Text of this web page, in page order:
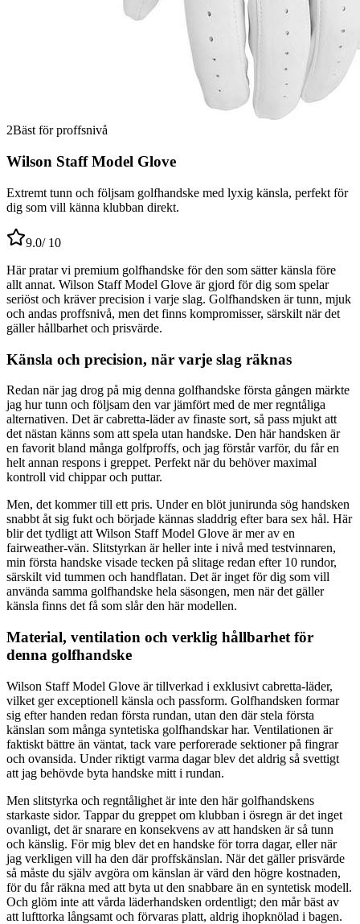
2Bäst för proffsnivå
Wilson Staff Model Glove
Extremt tunn och följsam golfhandske med lyxig känsla, perfekt för
dig som vill känna klubban direkt.
9.0/ 10
Här pratar vi premium golfhandske för den som sätter känsla före
allt annat. Wilson Staff Model Glove är gjord för dig som spelar
seriöst och kräver precision i varje slag. Golfhandsken är tunn, mjuk
och andas proffsnivå, men det finns kompromisser, särskilt när det
gäller hållbarhet och prisvärde.
Känsla och precision, när varje slag räknas
Redan när jag drog på mig denna golfhandske första gången märkte
jag hur tunn och följsam den var jämfört med de mer regntåliga
alternativen. Det är cabretta-läder av finaste sort, så pass mjukt att
det nästan känns som att spela utan handske. Den här handsken är
en favorit bland många golfproffs, och jag förstår varför, du får en
helt annan respons i greppet. Perfekt när du behöver maximal
kontroll vid chippar och puttar.
Men, det kommer till ett pris. Under en blöt junirunda sög handsken
snabbt åt sig fukt och började kännas sladdrig efter bara sex hål. Här
blir det tydligt att Wilson Staff Model Glove är mer av en
fairweather-vän. Slitstyrkan är heller inte i nivå med testvinnaren,
min första handske visade tecken på slitage redan efter 10 rundor,
särskilt vid tummen och handflatan. Det är inget för dig som vill
använda samma golfhandske hela säsongen, men när det gäller
känsla finns det få som slår den här modellen.
Material, ventilation och verklig hållbarhet för
denna golfhandske
Wilson Staff Model Glove är tillverkad i exklusivt cabretta-läder,
vilket ger exceptionell känsla och passform. Golfhandsken formar
sig efter handen redan första rundan, utan den där stela första
känslan som många syntetiska golfhandskar har. Ventilationen är
faktiskt bättre än väntat, tack vare perforerade sektioner på fingrar
och ovansida. Under riktigt varma dagar blev det aldrig så svettigt
att jag behövde byta handske mitt i rundan.
Men slitstyrka och regntålighet är inte den här golfhandskens
starkaste sidor. Tappar du greppet om klubban i ösregn är det inget
ovanligt, det är snarare en konsekvens av att handsken är så tunn
och känslig. För mig blev det en handske för torra dagar, eller när
jag verkligen vill ha den där proffskänslan. När det gäller prisvärde
så måste du själv avgöra om känslan är värd den högre kostnaden,
för du får räkna med att byta ut den snabbare än en syntetisk modell.
Och glöm inte att vårda läderhandsken ordentligt; den mår bäst av
att lufttorka långsamt och förvaras platt, aldrig ihopknölad i bagen.